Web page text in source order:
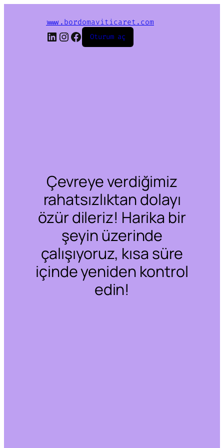
www.bordomaviticaret.com
LinkedIn
Instagram
Facebook
Oturum aç
Çevreye verdiğimiz
rahatsızlıktan dolayı
özür dileriz! Harika bir
şeyin üzerinde
çalışıyoruz, kısa süre
içinde yeniden kontrol
edin!